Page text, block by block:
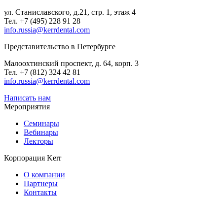
ул. Станиславского, д.21, стр. 1, этаж 4
Тел. +7 (495) 228 91 28
info.russia@kerrdental.com
Представительство в Петербурге
Малоохтинский проспект, д. 64, корп. 3
Тел. +7 (812) 324 42 81
info.russia@kerrdental.com
Написать нам
Мероприятия
Семинары
Вебинары
Лекторы
Корпорация Kerr
О компании
Партнеры
Контакты